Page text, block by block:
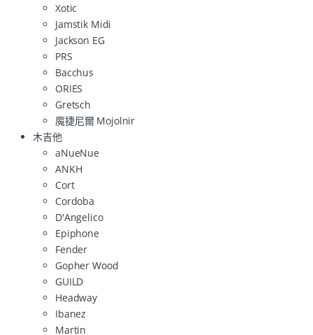
Xotic
Jamstik Midi
Jackson EG
PRS
Bacchus
ORIES
Gretsch
魔捷尼爾 Mojolnir
木吉他
aNueNue
ANKH
Cort
Cordoba
D'Angelico
Epiphone
Fender
Gopher Wood
GUILD
Headway
Ibanez
Martin